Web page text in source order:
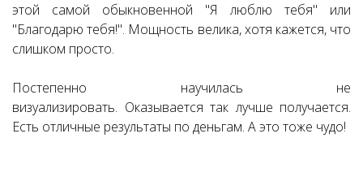
этой самой обыкновенной "Я люблю тебя" или
"Благодарю тебя!". Мощность велика, хотя кажется, что
слишком просто.
Постепенно научилась не
визуализировать. Оказывается так лучше получается.
Есть отличные результаты по деньгам. А это тоже чудо!